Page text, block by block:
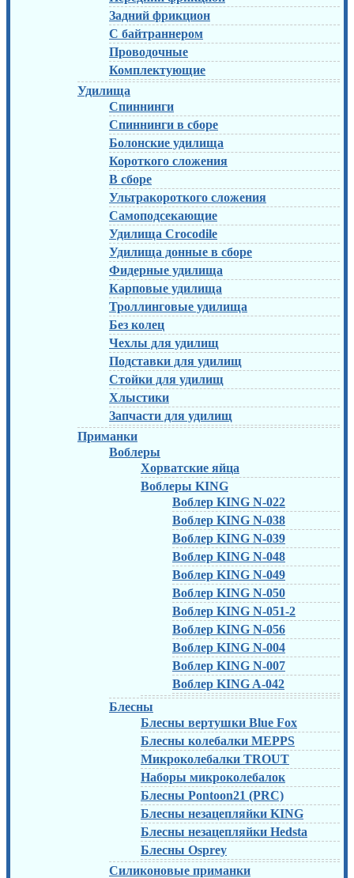
Задний фрикцион
С байтраннером
Проводочные
Комплектующие
Удилища
Спиннинги
Спиннинги в сборе
Болонские удилища
Короткого сложения
В сборе
Ультракороткого сложения
Самоподсекающие
Удилища Crocodile
Удилища донные в сборе
Фидерные удилища
Карповые удилища
Троллинговые удилища
Без колец
Чехлы для удилищ
Подставки для удилищ
Стойки для удилищ
Хлыстики
Запчасти для удилищ
Приманки
Воблеры
Хорватские яйца
Воблеры KING
Воблер KING N-022
Воблер KING N-038
Воблер KING N-039
Воблер KING N-048
Воблер KING N-049
Воблер KING N-050
Воблер KING N-051-2
Воблер KING N-056
Воблер KING N-004
Воблер KING N-007
Воблер KING A-042
Блесны
Блесны вертушки Blue Fox
Блесны колебалки MEPPS
Микроколебалки TROUT
Наборы микроколебалок
Блесны Pontoon21 (PRC)
Блесны незацепляйки KING
Блесны незацепляйки Hedsta
Блесны Osprey
Силиконовые приманки